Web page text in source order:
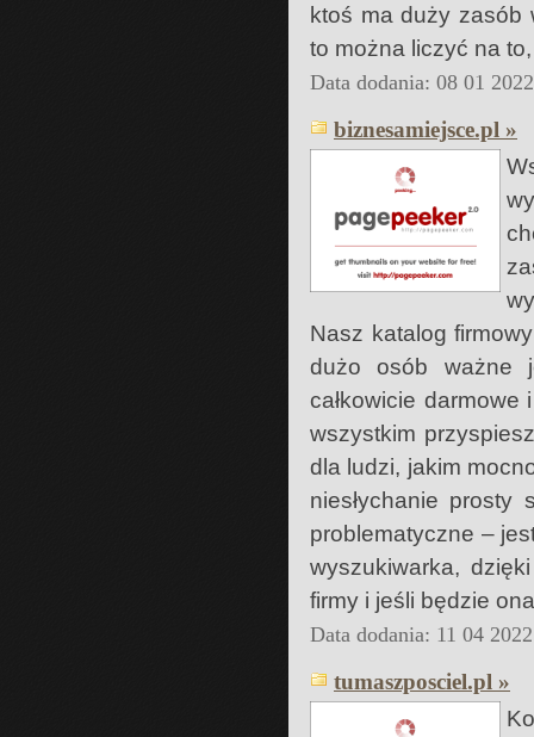
ktoś ma duży zasób
to można liczyć na
Data dodania: 08 01
biznesamiejsce.pl »
Nasz katalog
dużo osób ważne
całkowicie
wszystkim
dla ludzi, jakim
niesłychanie
problematyczne –
wyszukiwarka,
firmy i jeśli będzie
Data dodania: 11 04
tumaszposciel.pl »